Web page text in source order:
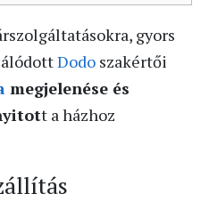
gyors
Dodo szakértői
megjelenése és
t a házhoz